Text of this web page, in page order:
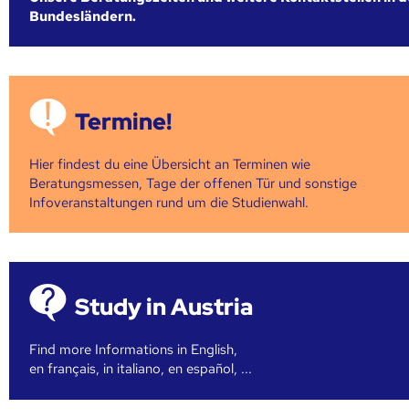
Bundesländern.
Termine!
Hier findest du eine Übersicht an Terminen wie
Beratungsmessen, Tage der offenen Tür und sonstige
Infoveranstaltungen rund um die Studienwahl.
Study in Austria
Find more Informations in English,
en français, in italiano, en español, ...